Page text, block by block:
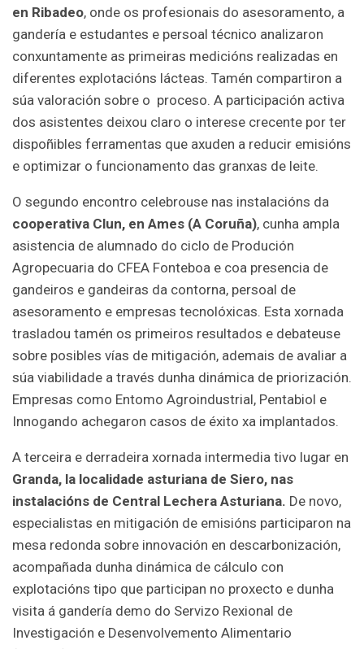
en Ribadeo, onde os profesionais do asesoramento, a
gandería e estudantes e persoal técnico analizaron
conxuntamente as primeiras medicións realizadas en
diferentes explotacións lácteas. Tamén compartiron a
súa valoración sobre o proceso. A participación activa
dos asistentes deixou claro o interese crecente por ter
dispoñibles ferramentas que axuden a reducir emisións
e optimizar o funcionamento das granxas de leite.
O segundo encontro celebrouse nas instalacións da
cooperativa Clun, en Ames (A Coruña), cunha ampla
asistencia de alumnado do ciclo de Produción
Agropecuaria do CFEA Fonteboa e coa presencia de
gandeiros e gandeiras da contorna, persoal de
asesoramento e empresas tecnolóxicas. Esta xornada
trasladou tamén os primeiros resultados e debateuse
sobre posibles vías de mitigación, ademais de avaliar a
súa viabilidade a través dunha dinámica de priorización.
Empresas como Entomo Agroindustrial, Pentabiol e
Innogando achegaron casos de éxito xa implantados.
A terceira e derradeira xornada intermedia tivo lugar en
Granda, la localidade asturiana de Siero, nas
instalacións de Central Lechera Asturiana. De novo,
especialistas en mitigación de emisións participaron na
mesa redonda sobre innovación en descarbonización,
acompañada dunha dinámica de cálculo con
explotacións tipo que participan no proxecto e dunha
visita á gandería demo do Servizo Rexional de
Investigación e Desenvolvemento Alimentario